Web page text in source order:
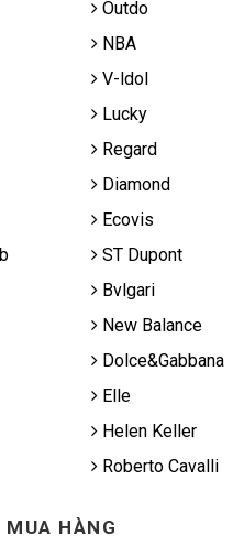
Outdo
NBA
V-ldol
Lucky
Regard
Diamond
Ecovis
ST Dupont
Bvlgari
New Balance
Dolce&Gabbana
Elle
Helen Keller
Roberto Cavalli
MUA HÀNG